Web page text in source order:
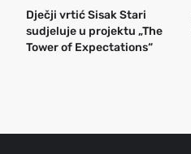
Dječji vrtić Sisak Stari
sudjeluje u projektu „The
Tower of Expectations“